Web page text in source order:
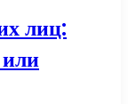
лиц: